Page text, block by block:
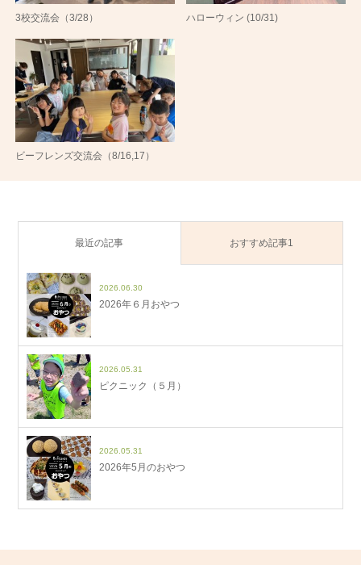
3校交流会（3/28） ハローウィン (10/31)
ビーフレンズ交流会（8/16,17）
最近の記事 おすすめ記事1
2026.06.30
2026年６月おやつ
2026.05.31
ピクニック（５月）
2026.05.31
2026年5月のおやつ